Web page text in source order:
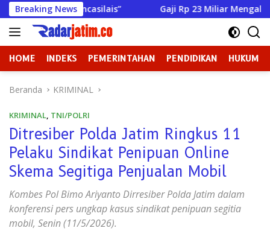
Langsung
ke
konten
Breaking News
Pancasilais” Gaji Rp 23 Miliar Mengalir Deras,
HOME INDEKS PEMERINTAHAN PENDIDIKAN HUKUM
Beranda KRIMINAL
KRIMINAL, TNI/POLRI
Ditresiber Polda Jatim Ringkus 11
Pelaku Sindikat Penipuan Online
Skema Segitiga Penjualan Mobil
Kombes Pol Bimo Ariyanto Dirresiber Polda Jatim dalam
konferensi pers ungkap kasus sindikat penipuan segitia
mobil, Senin (11/5/2026).